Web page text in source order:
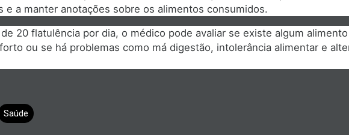
e a manter anotações sobre os alimentos consumidos.
20 flatulência por dia, o médico pode avaliar se existe algum alimento
ou se há problemas como má digestão, intolerância alimentar e
Saúde